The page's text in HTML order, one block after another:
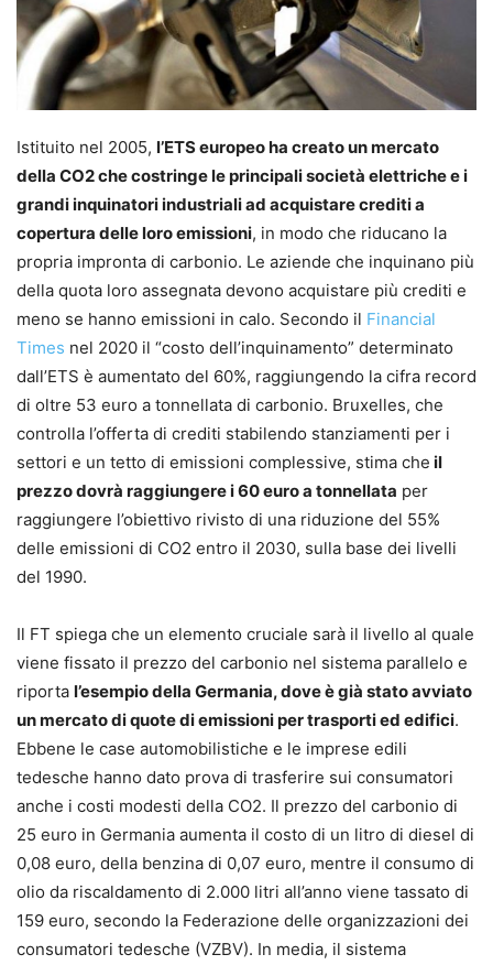
Istituito nel 2005, l’ETS europeo ha creato un mercato
della CO2 che costringe le principali società elettriche e i
grandi inquinatori industriali ad acquistare crediti a
copertura delle loro emissioni, in modo che riducano la
propria impronta di carbonio. Le aziende che inquinano più
della quota loro assegnata devono acquistare più crediti e
meno se hanno emissioni in calo. Secondo il Financial
Times nel 2020 il “costo dell’inquinamento” determinato
dall’ETS è aumentato del 60%, raggiungendo la cifra record
di oltre 53 euro a tonnellata di carbonio. Bruxelles, che
controlla l’offerta di crediti stabilendo stanziamenti per i
settori e un tetto di emissioni complessive, stima che il
prezzo dovrà raggiungere i 60 euro a tonnellata per
raggiungere l’obiettivo rivisto di una riduzione del 55%
delle emissioni di CO2 entro il 2030, sulla base dei livelli
del 1990.
Il FT spiega che un elemento cruciale sarà il livello al quale
viene fissato il prezzo del carbonio nel sistema parallelo e
riporta l’esempio della Germania, dove è già stato avviato
un mercato di quote di emissioni per trasporti ed edifici.
Ebbene le case automobilistiche e le imprese edili
tedesche hanno dato prova di trasferire sui consumatori
anche i costi modesti della CO2. Il prezzo del carbonio di
25 euro in Germania aumenta il costo di un litro di diesel di
0,08 euro, della benzina di 0,07 euro, mentre il consumo di
olio da riscaldamento di 2.000 litri all’anno viene tassato di
159 euro, secondo la Federazione delle organizzazioni dei
consumatori tedesche (VZBV). In media, il sistema